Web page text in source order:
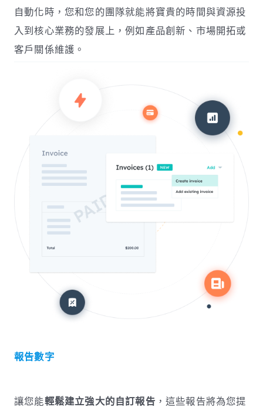
自動化時，您和您的團隊就能將寶貴的時間與資源投
入到核心業務的發展上，例如產品創新、市場開拓或
客戶關係維護。
報告數字
讓您能輕鬆建立強大的自訂報告 ，這些報告將為您提